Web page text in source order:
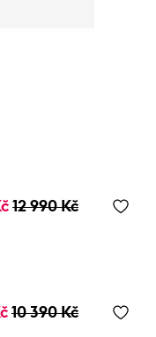
12 990 Kč
10 390 Kč